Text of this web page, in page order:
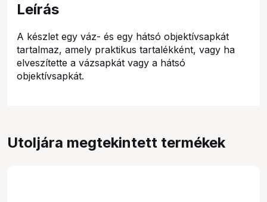
Leírás
A készlet egy váz- és egy hátsó objektívsapkát
tartalmaz, amely praktikus tartalékként, vagy ha
elveszítette a vázsapkát vagy a hátsó
objektívsapkát.
Utoljára megtekintett termékek